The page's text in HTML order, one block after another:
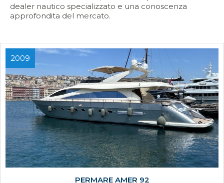
dealer nautico specializzato e una conoscenza
approfondita del mercato.
2009
PERMARE AMER 92